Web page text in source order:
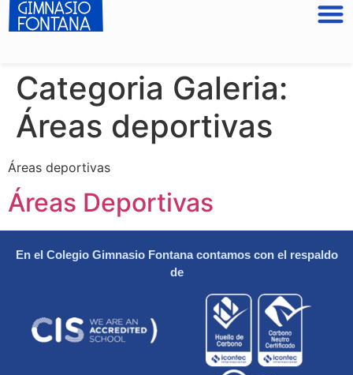
Categoria Galeria:
Áreas deportivas
Áreas deportivas
Áreas Deportivas
En el Colegio Gimnasio Fontana contamos con el respaldo
de